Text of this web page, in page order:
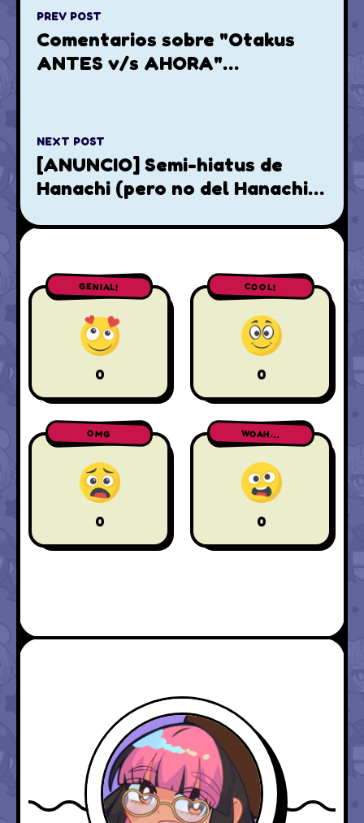
PREV POST
Comentarios sobre "Otakus
ANTES v/s AHORA"
NEXT POST
[ANUNCIO] Semi-hiatus de
Hanachi (pero no del Hanachi
GENIAL!
0
COOL!
0
OMG
0
WOAH...
0